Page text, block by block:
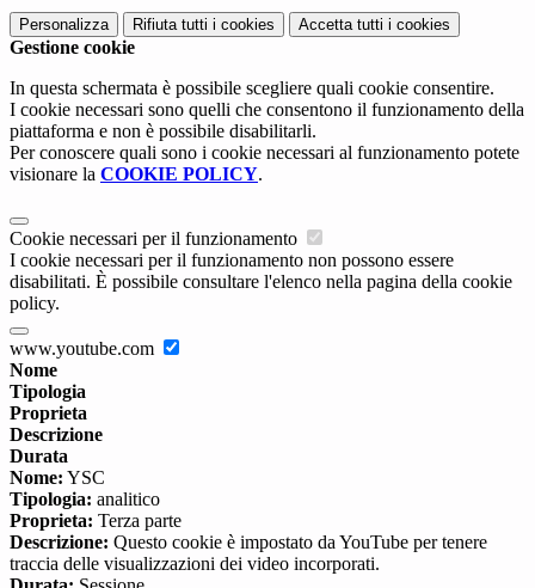
Personalizza Rifiuta tutti i cookies Accetta tutti i cookies
Gestione cookie
In questa schermata è possibile scegliere quali cookie consentire.
I cookie necessari sono quelli che consentono il funzionamento della
piattaforma e non è possibile disabilitarli.
Per conoscere quali sono i cookie necessari al funzionamento potete
visionare la COOKIE POLICY.
Cookie necessari per il funzionamento
I cookie necessari per il funzionamento non possono essere
disabilitati. È possibile consultare l'elenco nella pagina della cookie
policy.
www.youtube.com
Nome
Tipologia
Proprieta
Descrizione
Durata
Nome: YSC
Tipologia: analitico
Proprieta: Terza parte
Descrizione: Questo cookie è impostato da YouTube per tenere
traccia delle visualizzazioni dei video incorporati.